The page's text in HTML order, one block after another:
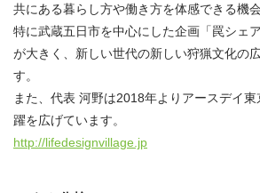
共にある暮らし方や働き方を体感できる機
特に武蔵五日市を中心にした企画「罠シェ
が大きく、新しい世代の新しい狩猟文化の
す。
また、代表 河野は2018年よりアースデイ
躍を広げています。
http://lifedesignvillage.jp